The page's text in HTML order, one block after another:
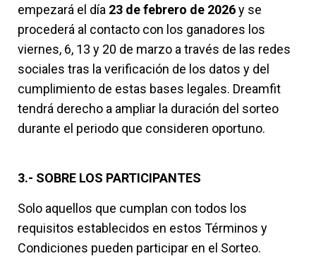
empezará el día 23 de febrero de 2026y se
procederá al contacto con los ganadores los
viernes, 6, 13 y 20 de marzo a través de las redes
sociales tras la verificación de los datos y del
cumplimiento de estas bases legales. Dreamfit
tendrá derecho a ampliar la duración del sorteo
durante el periodo que consideren oportuno.
3.- SOBRE LOS PARTICIPANTES
Solo aquellos que cumplan con todos los
requisitos establecidos en estos Términos y
Condiciones pueden participar en el Sorteo.